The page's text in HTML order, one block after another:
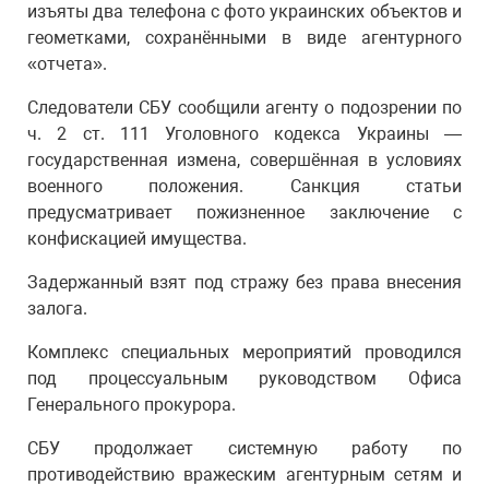
изъяты два телефона с фото украинских объектов и
геометками, сохранёнными в виде агентурного
«отчета».
Следователи СБУ сообщили агенту о подозрении по
ч. 2 ст. 111 Уголовного кодекса Украины —
государственная измена, совершённая в условиях
военного положения. Санкция статьи
предусматривает пожизненное заключение с
конфискацией имущества.
Задержанный взят под стражу без права внесения
залога.
Комплекс специальных мероприятий проводился
под процессуальным руководством Офиса
Генерального прокурора.
СБУ продолжает системную работу по
противодействию вражеским агентурным сетям и